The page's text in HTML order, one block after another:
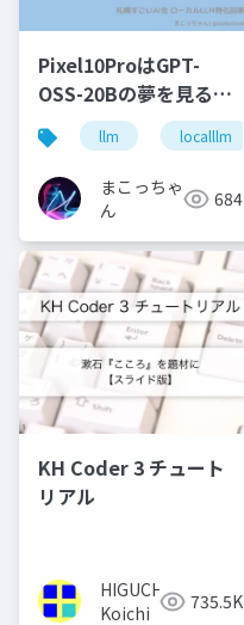
Pixel10ProはGPT-
OSS-20Bの夢を見るの
か
llm localllm
まこっちゃ
ん
684
KH Coder 3 チュート
リアル
HIGUCHI
Koichi
735.5K